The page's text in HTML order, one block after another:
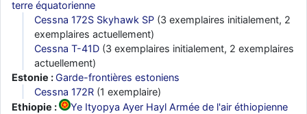
terre équatorienne
Cessna 172S Skyhawk SP (3 exemplaires initialement, 2
exemplaires actuellement)
Cessna T-41D (3 exemplaires initialement, 2 exemplaires
actuellement)
Estonie :Garde-frontières estoniens
Cessna 172R (1 exemplaire)
Ethiopie :
Ye Ityopya Ayer Hayl Armée de l'air éthiopienne